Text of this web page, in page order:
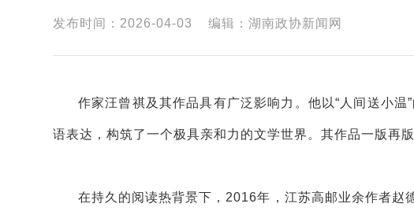
发布时间：2026-04-03 编辑：湖南政协新闻网
作家汪曾祺及其作品具有广泛影响力。他以“人间送小
语表达，构筑了一个极具亲和力的文学世界。其作品一版再
在持久的阅读热背景下，2016年，江苏高邮业余作者赵